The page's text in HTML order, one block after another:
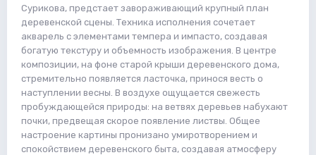
Сурикова, предстает завораживающий крупный план
деревенской сцены. Техника исполнения сочетает
акварель с элементами темпера и импасто, создавая
богатую текстуру и объемность изображения. В центре
композиции, на фоне старой крыши деревенского дома,
стремительно появляется ласточка, принося весть о
наступлении весны. В воздухе ощущается свежесть
пробуждающейся природы: на ветвях деревьев набухают
почки, предвещая скорое появление листвы. Общее
настроение картины пронизано умиротворением и
спокойствием деревенского быта, создавая атмосферу